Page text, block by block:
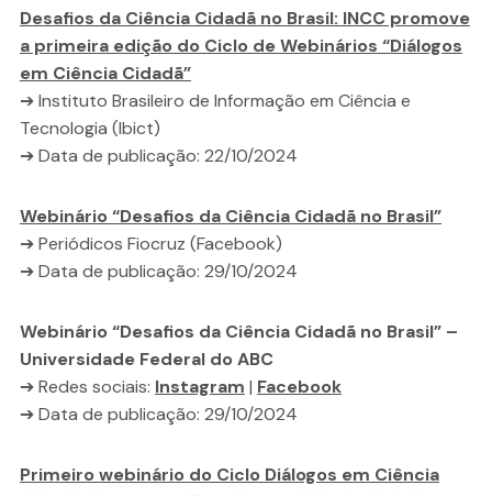
Desafios da Ciência Cidadã no Brasil: INCC promove
a primeira edição do Ciclo de Webinários “Diálogos
em Ciência Cidadã”
➔ Instituto Brasileiro de Informação em Ciência e
Tecnologia (Ibict)
➔ Data de publicação: 22/10/2024
Webinário “Desafios da Ciência Cidadã no Brasil”
➔ Periódicos Fiocruz (Facebook)
➔ Data de publicação: 29/10/2024
Webinário “Desafios da Ciência Cidadã no Brasil” –
Universidade Federal do ABC
➔ Redes sociais: Instagram | Facebook
➔ Data de publicação: 29/10/2024
Primeiro webinário do Ciclo Diálogos em Ciência